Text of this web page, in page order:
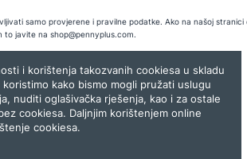
samo provjerene i pravilne podatke. Ako na našoj
to javite na shop@pennyplus.com.
.Dizajn i programiranje:Lampa.ba
i korištenja takozvanih cookiesa u skladu
koristimo kako bismo mogli pružati uslugu
nuditi oglašivačka rješenja, kao i za ostale
cookiesa. Daljnjim korištenjem online
cookiesa.